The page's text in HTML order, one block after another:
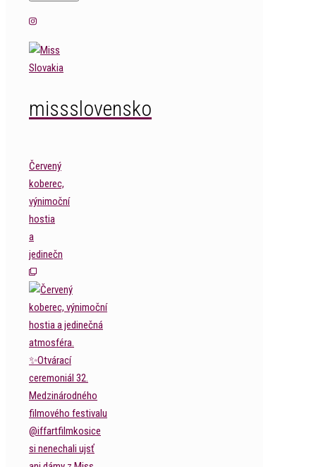
missslovensko
Červený
koberec,
výnimoční
hostia
a
jedinečn